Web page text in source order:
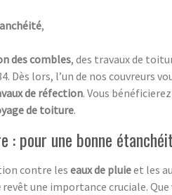
,
des combles, des travaux de
Dès lors, l’un de nos couvreurs
de réfection. Vous
de toiture.
: pour une bonne
contre les eaux de pluieet les
revêt une importance cruciale. Que